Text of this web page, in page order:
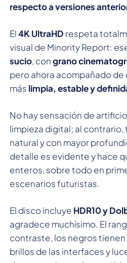
respecto a versiones
El4K UltraHD respeta
visual de Minority Report:
sucio, congrano
pero ahora acompañado de
más limpia, estable y
No hay sensación de
limpieza digital; al contrario,
natural y con mayor
detalle es evidente y hace
enteros, sobre todo en
escenarios futuristas.
El disco incluye HDR10 y
agradece muchísimo. El
contraste, los negros tienen
brillos de las interfaces y